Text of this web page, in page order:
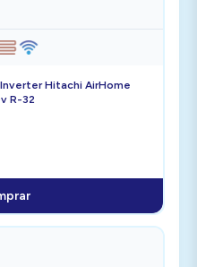
Hitachi AirHome
R-32